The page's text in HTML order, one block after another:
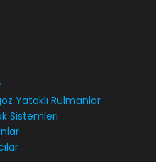
Yataklı Rulmanlar
Sistemleri